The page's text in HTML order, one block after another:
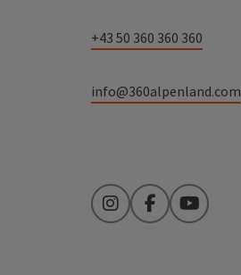
+43 50 360 360 360
info@360alpenland.com
InstagramFacebookYouTube